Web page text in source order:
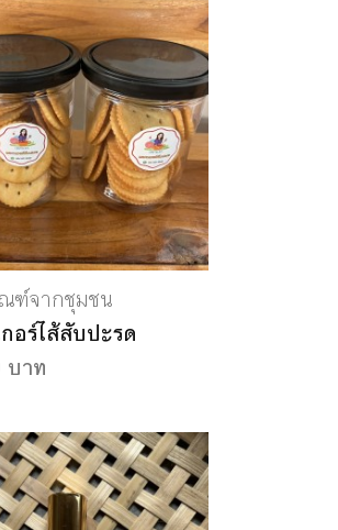
ฑ์จากชุมชน
อร์ไส้สับปะรด
บาท